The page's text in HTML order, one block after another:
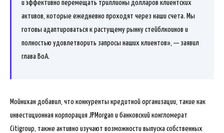
и эффективно перемещать триллионы долларов клиентских
активов, которые ежедневно проходят через наши счета. Мы
готовы адаптироваться к растущему рынку стейблкоинов и
полностью удовлетворить запросы наших клиентов», — заявил
глава ВоА.
Мойнихан добавил, что конкуренты кредитной организации, такие как
инвестиционная корпорация JPMorgan и банковский конгломерат
Citigroup, также активно изучают возможности выпуска собственных